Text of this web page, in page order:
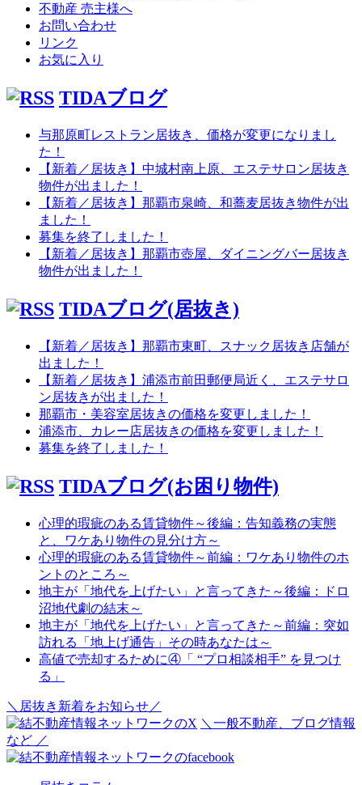
不動産 売主様へ
お問い合わせ
リンク
お気に入り
TIDAブログ
与那原町レストラン居抜き、価格が変更になりまし
た！
【新着／居抜き】中城村南上原、エステサロン居抜き
物件が出ました！
【新着／居抜き】那覇市泉崎、和蕎麦居抜き物件が出
ました！
募集を終了しました！
【新着／居抜き】那覇市壺屋、ダイニングバー居抜き
物件が出ました！
TIDAブログ(居抜き)
【新着／居抜き】那覇市東町、スナック居抜き店舗が
出ました！
【新着／居抜き】浦添市前田郵便局近く、エステサロ
ン居抜きが出ました！
那覇市・美容室居抜きの価格を変更しました！
浦添市、カレー店居抜きの価格を変更しました！
募集を終了しました！
TIDAブログ(お困り物件)
心理的瑕疵のある賃貸物件～後編：告知義務の実態
と、ワケあり物件の見分け方～
心理的瑕疵のある賃貸物件～前編：ワケあり物件のホ
ントのところ～
地主が「地代を上げたい」と言ってきた～後編：ドロ
沼地代劇の結末～
地主が「地代を上げたい」と言ってきた～前編：突如
訪れる「地上げ通告」その時あなたは～
高値で売却するために④「 “プロ相談相手” を見つけ
る」
＼居抜き新着をお知らせ／
＼一般不動産、ブログ情報
など ／